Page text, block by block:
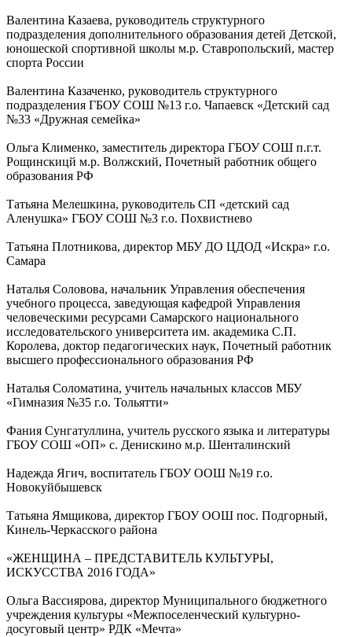
Валентина Казаева, руководитель структурного
подразделения дополнительного образования детей Детской,
юношеской спортивной школы м.р. Ставропольский, мастер
спорта России
Валентина Казаченко, руководитель структурного
подразделения ГБОУ СОШ №13 г.о. Чапаевск «Детский сад
№33 «Дружная семейка»
Ольга Клименко, заместитель директора ГБОУ СОШ п.г.т.
Рощинскицй м.р. Волжский, Почетный работник общего
образования РФ
Татьяна Мелешкина, руководитель СП «детский сад
Аленушка» ГБОУ СОШ №3 г.о. Похвистнево
Татьяна Плотникова, директор МБУ ДО ЦДОД «Искра» г.о.
Самара
Наталья Соловова, начальник Управления обеспечения
учебного процесса, заведующая кафедрой Управления
человеческими ресурсами Самарского национального
исследовательского университета им. академика С.П.
Королева, доктор педагогических наук, Почетный работник
высшего профессионального образования РФ
Наталья Соломатина, учитель начальных классов МБУ
«Гимназия №35 г.о. Тольятти»
Фания Сунгатуллина, учитель русского языка и литературы
ГБОУ СОШ «ОП» с. Денискино м.р. Шенталинский
Надежда Ягич, воспитатель ГБОУ ООШ №19 г.о.
Новокуйбышевск
Татьяна Ямщикова, директор ГБОУ ООШ пос. Подгорный,
Кинель-Черкасского района
«ЖЕНЩИНА – ПРЕДСТАВИТЕЛЬ КУЛЬТУРЫ,
ИСКУССТВА 2016 ГОДА»
Ольга Вассиярова, директор Муниципального бюджетного
учреждения культуры «Межпоселенческий культурно-
досуговый центр» РДК «Мечта»